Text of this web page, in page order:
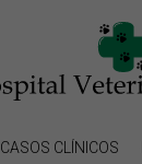
CASOS CLÍNICOS